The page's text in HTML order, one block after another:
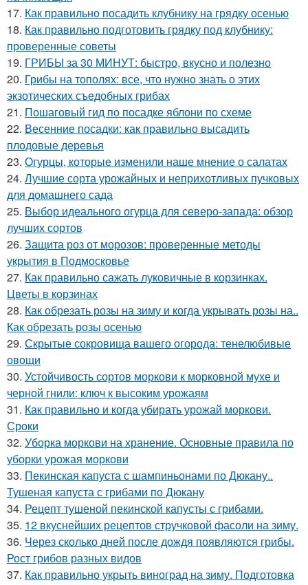
17. Как правильно посадить клубнику на грядку осенью
18. Как правильно подготовить грядку под клубнику:
проверенные советы
19. ГРИБЫ за 30 МИНУТ: быстро, вкусно и полезно
20. Грибы на тополях: все, что нужно знать о этих
экзотических съедобных грибах
21. Пошаговый гид по посадке яблони по схеме
22. Весенние посадки: как правильно высадить
плодовые деревья
23. Огурцы, которые изменили наше мнение о салатах
24. Лучшие сорта урожайных и неприхотливых пучковых
для домашнего сада
25. Выбор идеального огурца для северо-запада: обзор
лучших сортов
26. Защита роз от морозов: проверенные методы
укрытия в Подмосковье
27. Как правильно сажать луковичные в корзинках.
Цветы в корзинах
28. Как обрезать розы на зиму и когда укрывать розы на..
Как обрезать розы осенью
29. Скрытые сокровища вашего огорода: тенелюбивые
овощи
30. Устойчивость сортов моркови к морковной мухе и
черной гнили: ключ к высоким урожаям
31. Как правильно и когда убирать урожай моркови.
Сроки
32. Уборка моркови на хранение. Основные правила по
уборки урожая моркови
33. Пекинская капуста с шампиньонами по Дюкану..
Тушеная капуста с грибами по Дюкану
34. Рецепт тушеной пекинской капусты с грибами.
35. 12 вкуснейших рецептов стручковой фасоли на зиму.
36. Через сколько дней после дождя появляются грибы.
Рост грибов разных видов
37. Как правильно укрыть виноград на зиму. Подготовка